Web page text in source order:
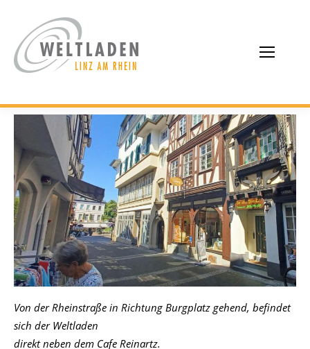
Von der Rheinstraße in Richtung Burgplatz gehend, befindet
sich der Weltladen
direkt neben dem Cafe Reinartz.